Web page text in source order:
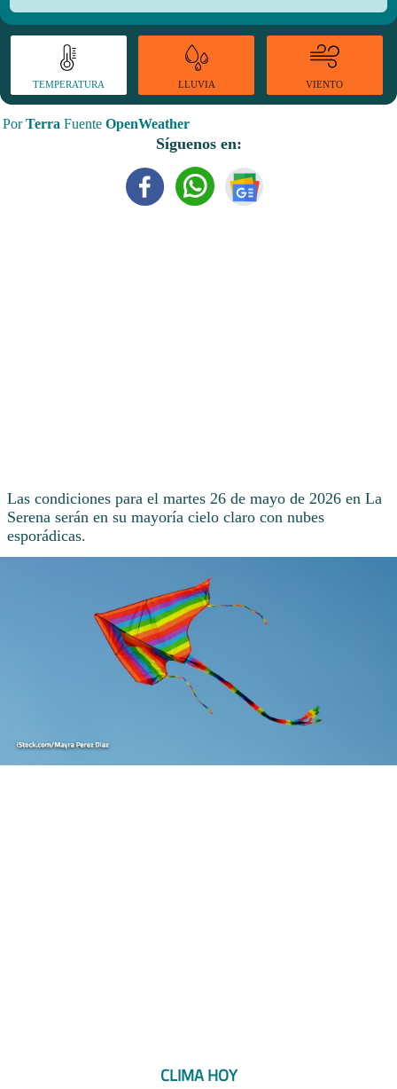
TEMPERATURA LLUVIA VIENTO
PorTerra Fuente OpenWeather
Síguenos en:
Las condiciones para el martes 26 de mayo de 2026 en La
Serena serán en su mayoría cielo claro con nubes
esporádicas.
CLIMA HOY